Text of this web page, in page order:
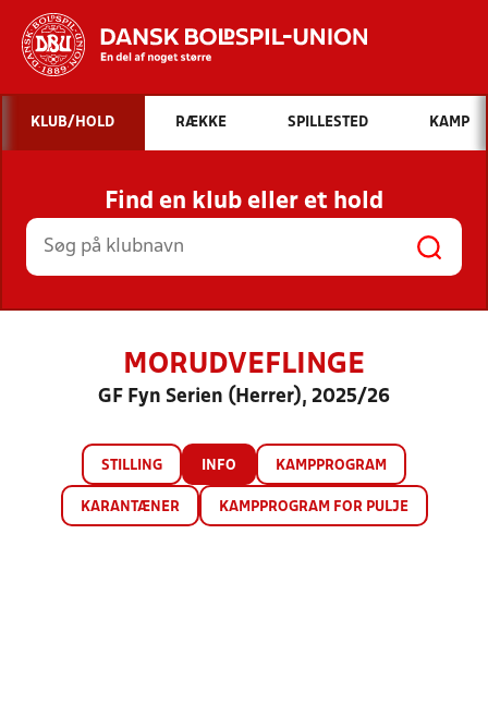
Hvad vil du søge efter?
INDHOLD OG NYHEDER
STILLINGER, RESULTATER, KLUBBER OG
HOLD
KLUB/HOLD RÆKKE SPILLESTED KAMP
Find en klub eller et hold
MORUDVEFLINGE
GF Fyn Serien (Herrer), 2025/26
STILLING INFO KAMPPROGRAM
KARANTÆNER KAMPPROGRAM FOR PULJE